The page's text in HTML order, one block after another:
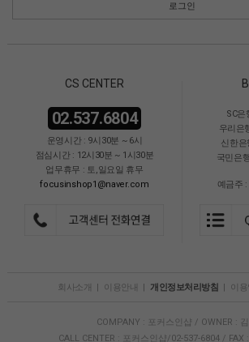
로그인
CS CENTER
02.537.6804
운영시간 : 9시30분 ~ 6시
점심시간 : 12시30분 ~ 1시30분
업무휴무 : 토,일요일 휴무
focusinshop1@naver.com
SC은
우리은
신한은
국민은
예금주
회사소개 이용안내 개인정보처리방침 이용
COMPANY : 포커스인샵 / OWNER : 김
CALL CENTER : 포커스인샵/02-537-6804 / FAX